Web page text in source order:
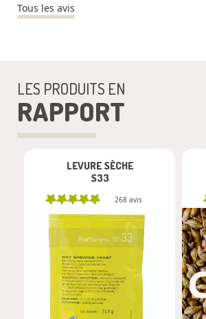
Tous les avis
LES PRODUITS EN
RAPPORT
LEVURE SÈCHE
S33
268 avis
+